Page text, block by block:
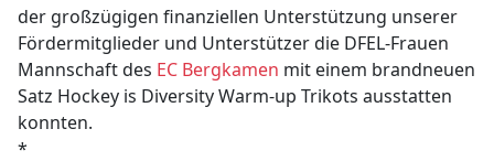
der großzügigen finanziellen Unterstützung unserer
Fördermitglieder und Unterstützer die DFEL-Frauen
Mannschaft des EC Bergkamen mit einem brandneuen
Satz Hockey is Diversity Warm-up Trikots ausstatten
konnten.
*